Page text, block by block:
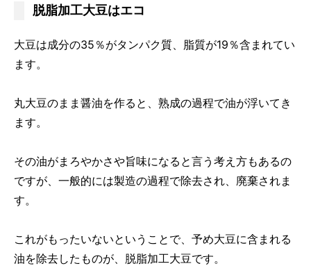
脱脂加工大豆はエコ
大豆は成分の35％がタンパク質、脂質が19％含まれてい
ます。
丸大豆のまま醤油を作ると、熟成の過程で油が浮いてき
ます。
その油がまろやかさや旨味になると言う考え方もあるの
ですが、一般的には製造の過程で除去され、廃棄されま
す。
これがもったいないということで、予め大豆に含まれる
油を除去したものが、脱脂加工大豆です。